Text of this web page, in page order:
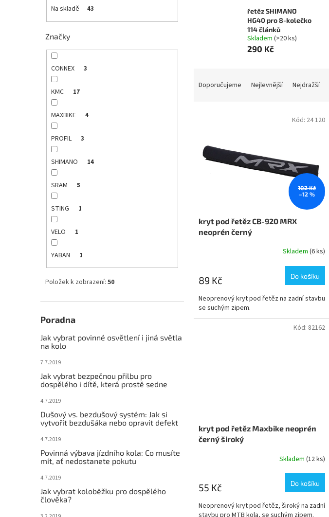
Na skladě 43
Značky
CONNEX 3
KMC 17
MAXBIKE 4
PROFIL 3
SHIMANO 14
SRAM 5
STING 1
VELO 1
YABAN 1
Položek k zobrazení: 50
Poradna
Jak vybrat povinné osvětlení i jiná světla
na kolo
7.7.2019
Jak vybrat bezpečnou přilbu pro
dospělého i dítě, která prostě sedne
4.7.2019
Dušový vs. bezdušový systém: Jak si
vytvořit bezdušáka nebo opravit defekt
4.7.2019
Povinná výbava jízdního kola: Co musíte
mít, ať nedostanete pokutu
4.7.2019
Jak vybrat koloběžku pro dospělého
člověka?
řetěz SHIMANO
HG40 pro 8-kolečko
114 článků
Skladem (>20 ks)
290 Kč
Doporučujeme Nejlevnější Nejdražší
102 Kč
–12 %
kryt pod řetěz CB-920 MRX
neoprén černý
Skladem (6 ks)
89 Kč Do košíku
Neoprenový kryt pod řetěz na zadní stavbu
se suchým zipem.
Kód: 24 120
kryt pod řetěz Maxbike neoprén
černý široký
Skladem (12 ks)
55 Kč Do košíku
Neoprenový kryt pod řetěz, široký na zadní
Kód: 82162